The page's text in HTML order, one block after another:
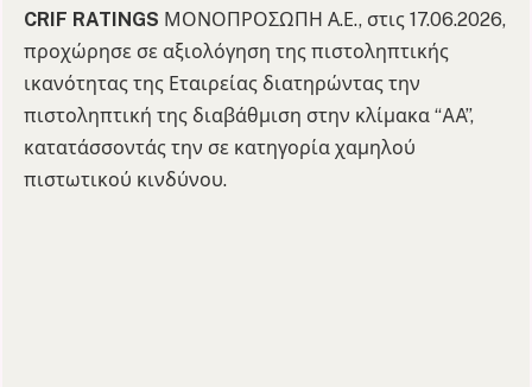
CRIF RATINGS ΜΟΝΟΠΡΟΣΩΠΗ Α.Ε., στις 17.06.2026,
προχώρησε σε αξιολόγηση της πιστοληπτικής
ικανότητας της Εταιρείας διατηρώντας την
πιστοληπτική της διαβάθμιση στην κλίμακα “AA”,
κατατάσσοντάς την σε κατηγορία χαμηλού
πιστωτικού κινδύνου.